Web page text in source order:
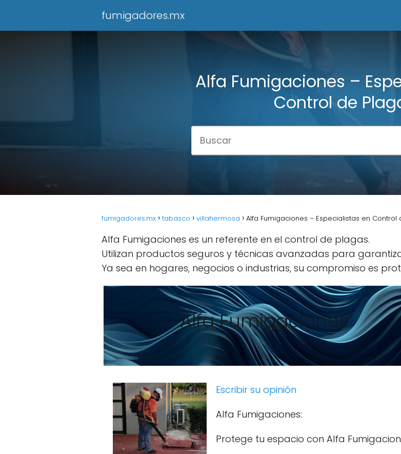
fumigadores.mx
Alfa Fumigaciones –
Control de
fumigadores.mx tabasco villahermosa Alfa Fumigaciones – Especialistas en Control
Alfa Fumigaciones es un referente en el control de plagas.
Utilizan productos seguros y técnicas avanzadas para
Ya sea en hogares, negocios o industrias, su compromiso es
Alfa Fumigaciones
Escribir su opinión
Alfa Fumigaciones:
Protege tu espacio con Alfa